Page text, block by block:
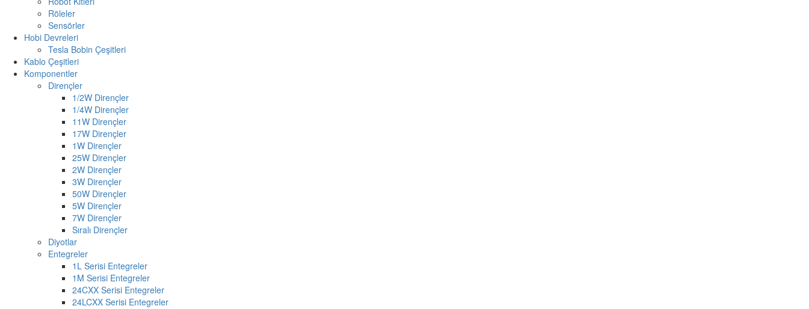
Röleler
Sensörler
Hobi Devreleri
Tesla Bobin Çeşitleri
Kablo Çeşitleri
Komponentler
Dirençler
1/2W Dirençler
1/4W Dirençler
11W Dirençler
17W Dirençler
1W Dirençler
25W Dirençler
2W Dirençler
3W Dirençler
50W Dirençler
5W Dirençler
7W Dirençler
Sıralı Dirençler
Diyotlar
Entegreler
1L Serisi Entegreler
1M Serisi Entegreler
24CXX Serisi Entegreler
24LCXX Serisi Entegreler